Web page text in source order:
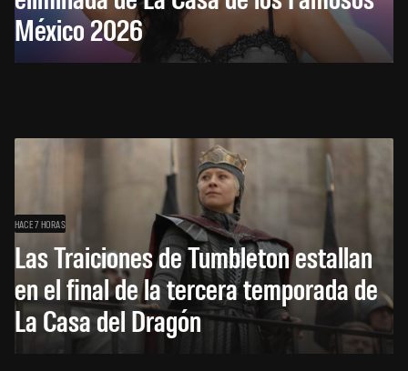
México 2026
HACE 7 HORAS
Las Traiciones de Tumbleton estallan
en el final de la tercera temporada de
La Casa del Dragón